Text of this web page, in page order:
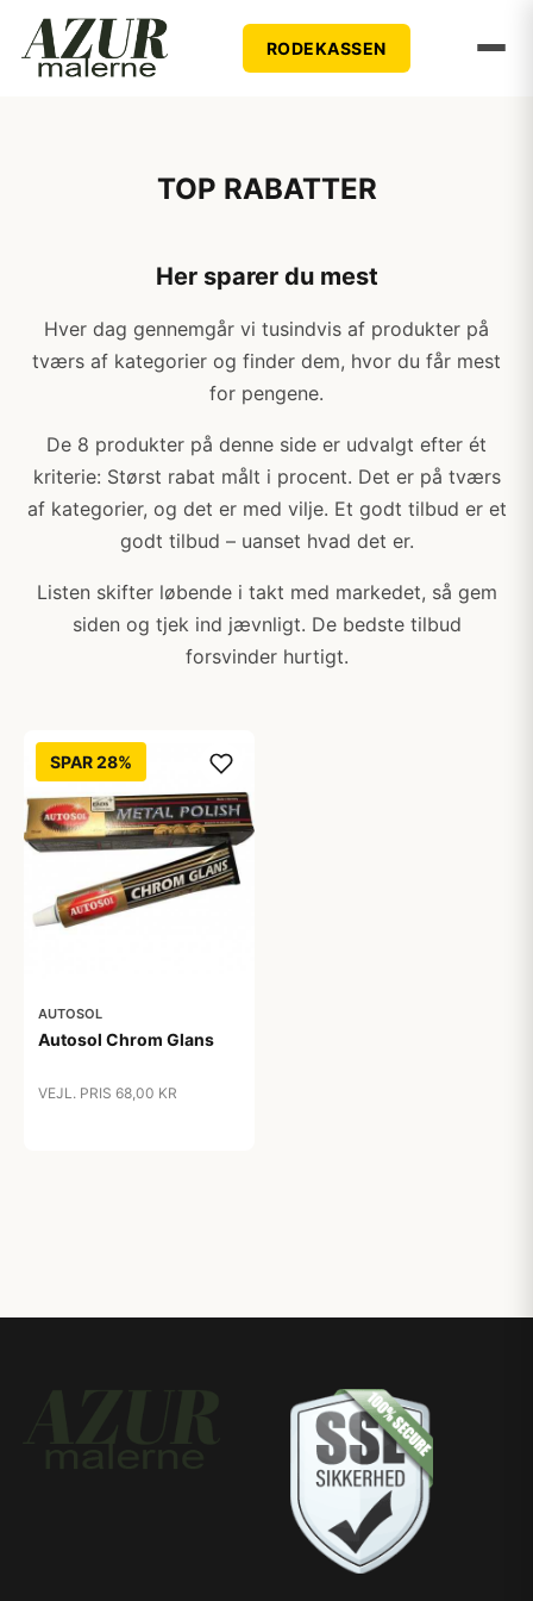
RODEKASSEN
TOP RABATTER
Her sparer du mest
Hver dag gennemgår vi tusindvis af produkter på
tværs af kategorier og finder dem, hvor du får mest
for pengene.
De 8 produkter på denne side er udvalgt efter ét
kriterie: Størst rabat målt i procent. Det er på tværs
af kategorier, og det er med vilje. Et godt tilbud er et
godt tilbud – uanset hvad det er.
Listen skifter løbende i takt med markedet, så gem
siden og tjek ind jævnligt. De bedste tilbud
forsvinder hurtigt.
SPAR 28%
AUTOSOL
Autosol Chrom Glans
VEJL. PRIS 68,00 KR